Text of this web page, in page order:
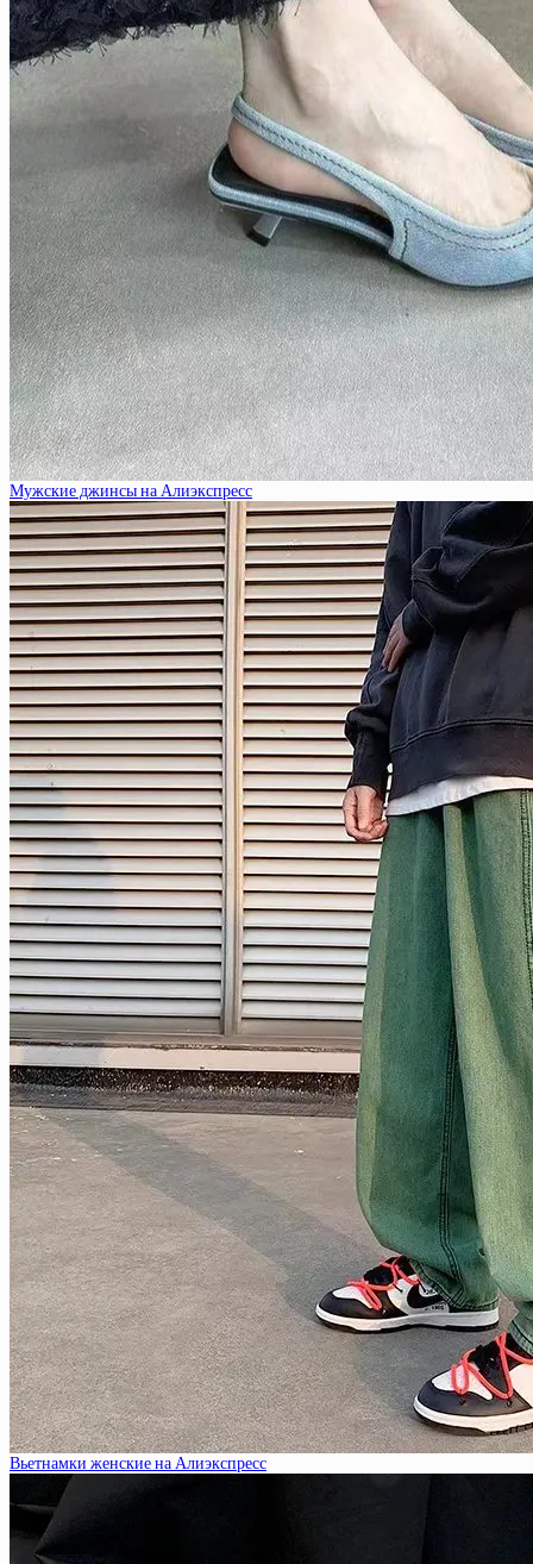
Мужские джинсы на Алиэкспресс
Вьетнамки женские на Алиэкспресс